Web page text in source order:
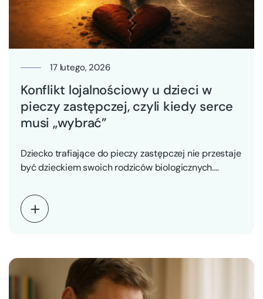
17 lutego, 2026
Konflikt lojalnościowy u dzieci w
pieczy zastępczej, czyli kiedy serce
musi „wybrać”
Dziecko trafiające do pieczy zastępczej nie przestaje
być dzieckiem swoich rodziców biologicznych.